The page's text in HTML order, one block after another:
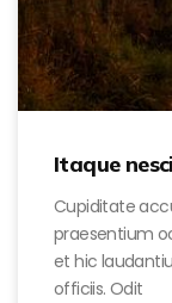
Itaque
Cupiditate
praesentium
et hic
officiis. Odit